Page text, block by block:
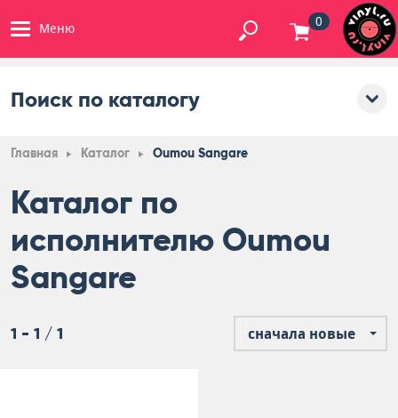
Меню 0
Поиск по каталогу
Главная Каталог Oumou Sangare
Каталог по
исполнителю Oumou
Sangare
1 - 1 / 1 сначала новые